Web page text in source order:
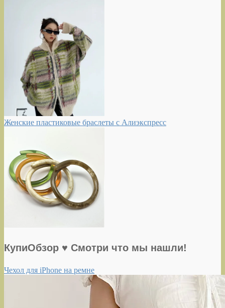
Женские пластиковые браслеты с Алиэкспресс
КупиОбзор ♥ Смотри что мы нашли!
Чехол для iPhone на ремне